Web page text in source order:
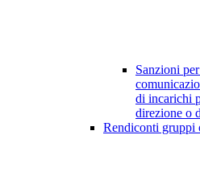
Sanzioni
di incarichi
direzione o
Rendiconti gruppi